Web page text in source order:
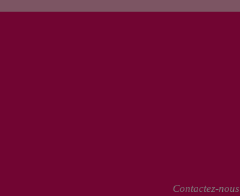
typiquement
Contactez-nous